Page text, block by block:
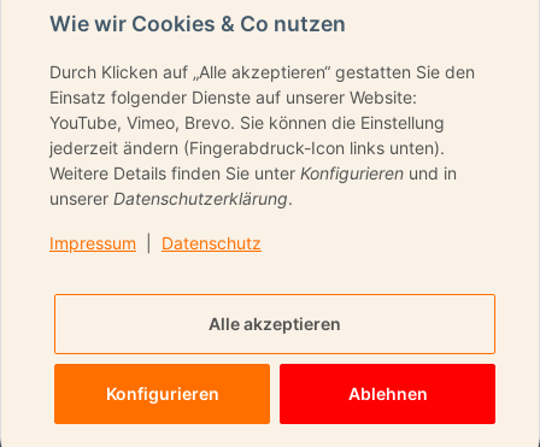
NEWSLETTER ABONNIEREN & KEINE DEALS
VERPASSEN
Datenschutzerklärungregelmäßig und jederzeit
widerruflich Informationen zu Ihrem Produktsortiment per
E-Mail zu.
Wie wir Cookies & Co nutzen
Durch Klicken auf „Alle akzeptieren“ gestatten Sie den
Einsatz folgender Dienste auf unserer Website:
YouTube, Vimeo, Brevo. Sie können die Einstellung
jederzeit ändern (Fingerabdruck-Icon links unten).
Weitere Details finden Sie unter Konfigurieren und in
unserer Datenschutzerklärung.
Impressum Datenschutz
Alle akzeptieren
Konfigurieren Ablehnen